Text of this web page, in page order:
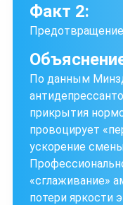
Факт 2:
По данным
прикрытия
провоцирует
ускорение
«сглаживание»
потери яркости